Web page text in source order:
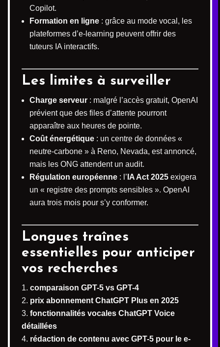
Copilot.
Formation en ligne : grâce au mode vocal, les
plateformes d’e-learning peuvent offrir des
tuteurs IA interactifs.
Les limites à surveiller
Charge serveur : malgré l’accès gratuit, OpenAI
prévient que des files d’attente pourront
apparaître aux heures de pointe.
Coût énergétique : un centre de données «
neutre-carbone » à Reno, Nevada, est annoncé,
mais les ONG attendent un audit.
Régulation européenne : l’ IA Act 2025 exigera
un « registre des prompts sensibles ». OpenAI
aura trois mois pour s’y conformer.
Longues traînes
essentielles pour anticiper
vos recherches
comparaison GPT-5 vs GPT-4
prix abonnement ChatGPT Plus en 2025
fonctionnalités vocales ChatGPT Voice
détaillées
rédaction de contenu avec GPT-5 pour le e-